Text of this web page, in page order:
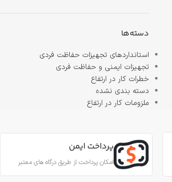
دسته‌ها
استانداردهای تجهیزات حفاظت فردی
تجهیزات ایمنی و حفاظت فردی
خطرات کار در ارتفاع
دسته بندی نشده
ملزومات کار در ارتفاع
پرداخت ایمن
امکان پرداخت از طریق درگاه های معتبر